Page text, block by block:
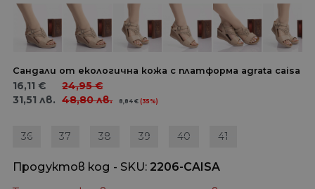
Сандали от екологична кожа с платформа agrata caisa
16,11 €
31,51 лв.
24,95€
48,80лв. 8,84€ (35%)
36 37 38 39 40 41
Продуктов код - SKU 2206-CAISA